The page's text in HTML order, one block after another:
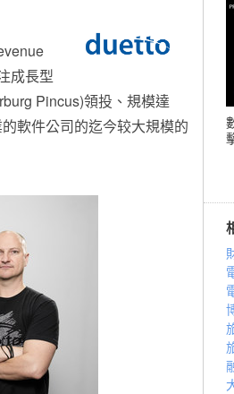
成長型
Pincus)領投、規模達
軟件公司的迄今较大規模的